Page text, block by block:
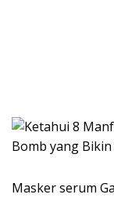
Masker serum